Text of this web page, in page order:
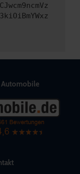
Automobile